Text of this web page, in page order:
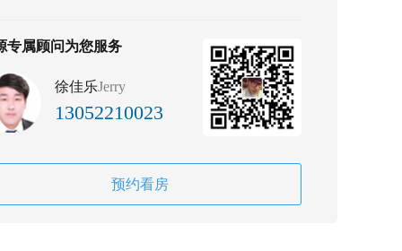
专属顾问为您服务
徐佳乐Jerry
13052210023
预约看房